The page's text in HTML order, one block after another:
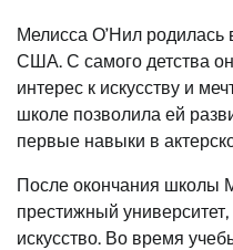
Мелисса О’Нил родилась
США. С самого детства
интерес к искусству и
школе позволила ей
первые навыки в
После окончания школы
престижный университет,
искусство. Во время